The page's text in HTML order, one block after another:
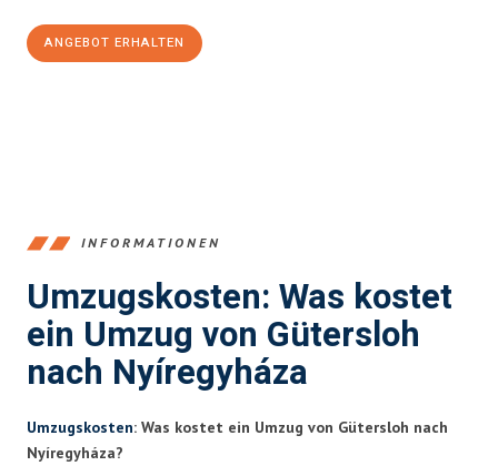
ANGEBOT ERHALTEN
INFORMATIONEN
Umzugskosten: Was kostet
ein Umzug von Gütersloh
nach Nyíregyháza
Umzugskosten: Was kostet ein Umzug von Gütersloh nach
Nyíregyháza?